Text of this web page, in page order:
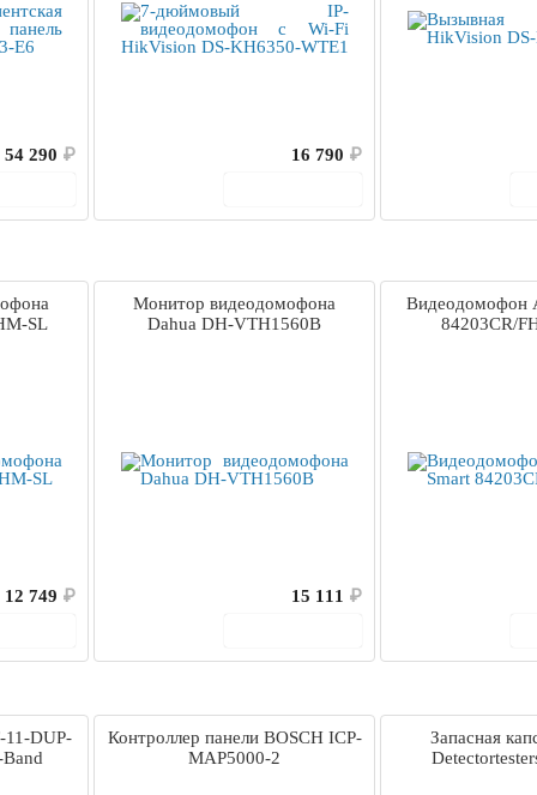
54 290 ₽
16 790 ₽
SL
12 749 ₽
Монитор видеодомофона
Dahua DH-VTH1560B
15 111 ₽
Видеодомофон
84203CR/
11-DUP-
Контроллер панели BOSCH ICP-
MAP5000-2
Запасная